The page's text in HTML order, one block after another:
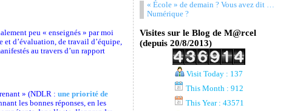
peu « enseignés » par moi
et d’évaluation, de travail d’équipe,
au travers d’un rapport
» (NDLR : une priorité de
les bonnes réponses, en les
« École » de demain ? Vous avez dit …
Numérique ?
Visites sur le Blog de M@rcel
(depuis 20/8/2013)
Visit Today : 137
This Month : 912
This Year : 43571